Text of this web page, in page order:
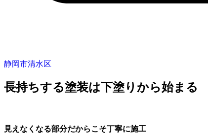
静岡市清水区
長持ちする塗装は下塗りから始まる
見えなくなる部分だからこそ丁寧に施工